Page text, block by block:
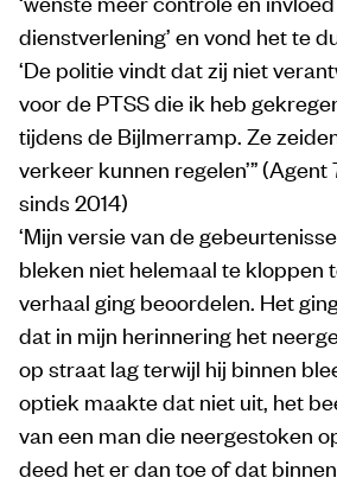
dienstverlening’ en vond het te
‘De politie vindt dat zij niet
voor de PTSS die ik heb
tijdens de Bijlmerramp. Ze
verkeer kunnen regelen’” (Agent
sinds 2014)
‘Mijn versie van de
bleken niet helemaal te kloppen
verhaal ging beoordelen. Het
dat in mijn herinnering het
op straat lag terwijl hij binnen
optiek maakte dat niet uit, het
van een man die neergestoken
deed het er dan toe of dat